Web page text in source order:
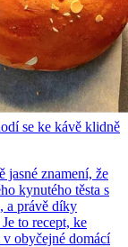
se ke kávě klidně
jasné znamení, že
kynutého těsta s
a právě díky
to recept, ke
obyčejné domácí